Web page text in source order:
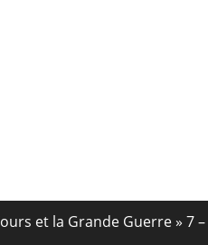
et la Grande Guerre » 7